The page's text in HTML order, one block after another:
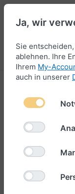
Menü Anmelden
Ja, wir
Sie
ablehnen. Ihre
Ihrem My-
auch in unserer